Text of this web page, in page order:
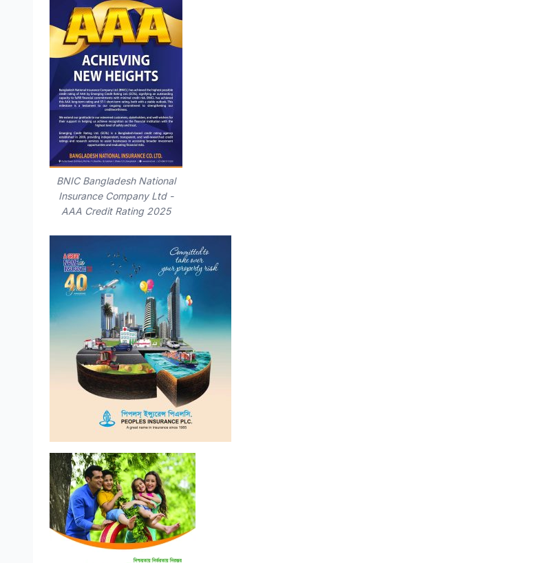
BNIC Bangladesh National
Insurance Company Ltd -
AAA Credit Rating 2025